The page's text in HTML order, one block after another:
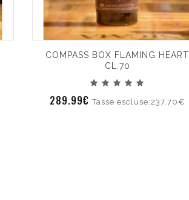
COMPASS BOX FLAMING HEART
CL.70
289.99€Tasse escluse:237.70€